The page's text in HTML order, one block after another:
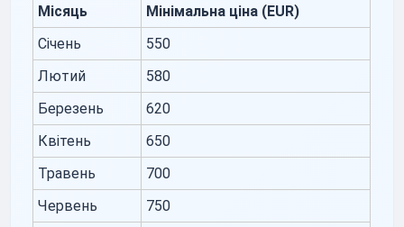
Місяць
Мінімальна ціна (EUR)
Січень
550
Лютий
580
Березень
620
Квітень
650
Травень
700
Червень
750